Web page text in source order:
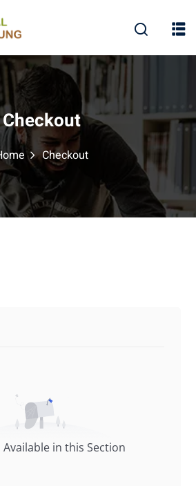
Checkout
Checkout
Available in this Section